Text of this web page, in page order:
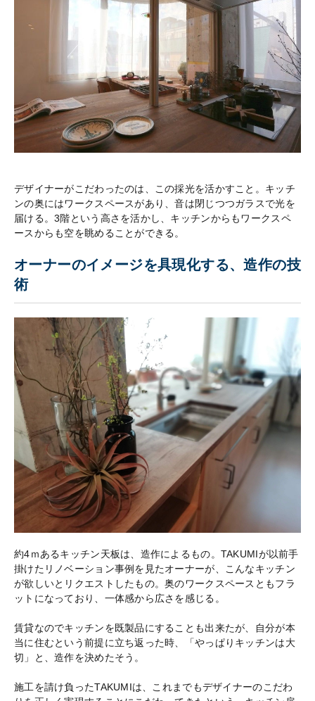
デザイナーがこだわったのは、この採光を活かすこと。キッチ
ンの奥にはワークスペースがあり、音は閉じつつガラスで光を
届ける。3階という高さを活かし、キッチンからもワークスペ
ースからも空を眺めることができる。
オーナーのイメージを具現化する、造作の技
術
約4ｍあるキッチン天板は、造作によるもの。TAKUMIが以前手
掛けたリノベーション事例を見たオーナーが、こんなキッチン
が欲しいとリクエストしたもの。奥のワークスペースともフラ
ットになっており、一体感から広さを感じる。
賃貸なのでキッチンを既製品にすることも出来たが、自分が本
当に住むという前提に立ち返った時、「やっぱりキッチンは大
切」と、造作を決めたそう。
施工を請け負ったTAKUMIは、これまでもデザイナーのこだわ